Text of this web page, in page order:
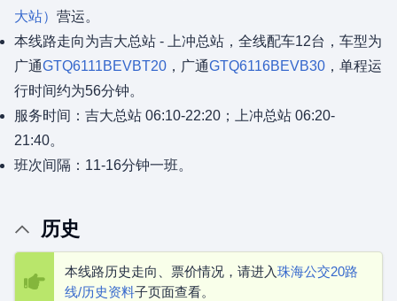
大站） 营运。
本线路走向为吉大总站 - 上冲总站，全线配车12台，车型为
广通GTQ6111BEVBT20 ，广通GTQ6116BEVB30 ，单程运
行时间约为56分钟。
服务时间：吉大总站 06:10-22:20；上冲总站 06:20-
21:40。
班次间隔：11-16分钟一班。
历史
本线路历史走向、票价情况，请进入珠海公交20路
线/历史资料子页面查看。